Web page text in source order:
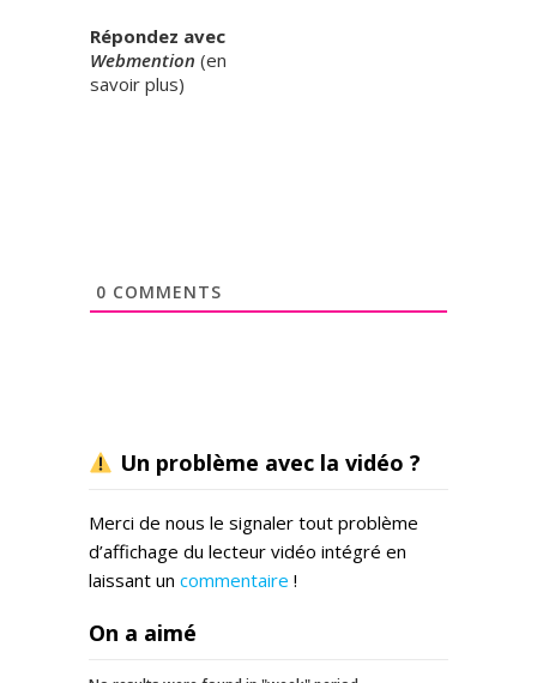
Répondez avec
Webmention (en
savoir plus)
0 COMMENTS
Un problème avec la vidéo ?
Merci de nous le signaler tout problème
d’affichage du lecteur vidéo intégré en
laissant un commentaire !
On a aimé